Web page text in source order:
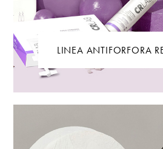
LINEA ANTIFORFORA